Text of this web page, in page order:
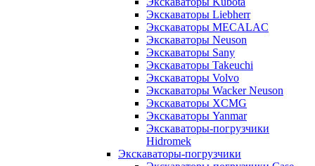
Экскаваторы Liebherr
Экскаваторы MECALAC
Экскаваторы Neuson
Экскаваторы Sany
Экскаваторы Takeuchi
Экскаваторы Volvo
Экскаваторы Wacker Neuson
Экскаваторы XCMG
Экскаваторы Yanmar
Экскаваторы-погрузчики
Hidromek
Экскаваторы-погрузчики